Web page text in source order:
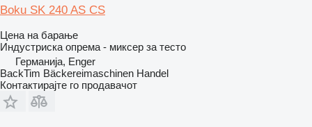
Boku SK 240 AS CS
Цена на барање
Индустриска опрема - миксер за тесто
Германија, Enger
BackTim Bäckereimaschinen Handel
Контактирајте го продавачот